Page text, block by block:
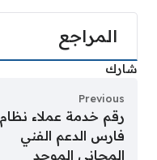
المراجع
شارك
Previous
رقم خدمة عملاء نظام
فارس الدعم الفني
المجاني الموحد